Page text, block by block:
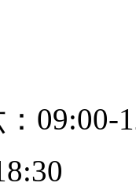
09:00-